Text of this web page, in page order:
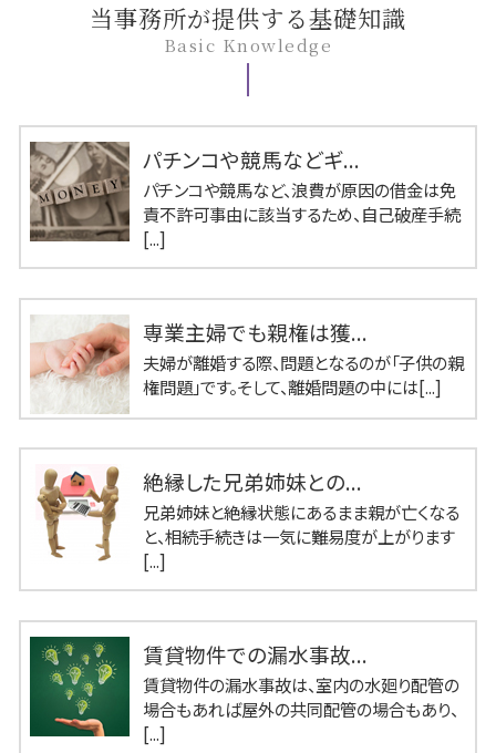
当事務所が提供する基礎知識
Basic Knowledge
パチンコや競馬などギ...
パチンコや競馬など、浪費が原因の借金は免
責不許可事由に該当するため、自己破産手続
[...]
専業主婦でも親権は獲...
夫婦が離婚する際、問題となるのが「子供の親
権問題」です。そして、離婚問題の中には[...]
絶縁した兄弟姉妹との...
兄弟姉妹と絶縁状態にあるまま親が亡くなる
と、相続手続きは一気に難易度が上がります
[...]
賃貸物件での漏水事故...
賃貸物件の漏水事故は、室内の水廻り配管の
場合もあれば屋外の共同配管の場合もあり、
[...]